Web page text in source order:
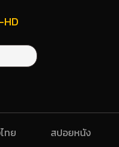
ทย สปอยหนัง